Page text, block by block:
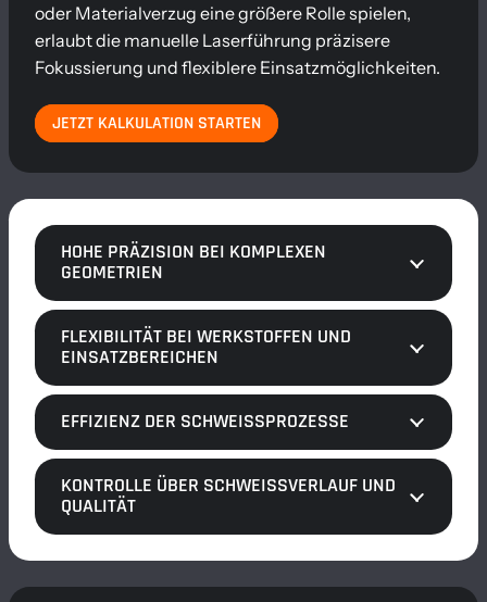
oder Materialverzug eine größere Rolle spielen,
erlaubt die manuelle Laserführung präzisere
Fokussierung und flexiblere Einsatzmöglichkeiten.
JETZT KALKULATION STARTEN
HOHE PRÄZISION BEI KOMPLEXEN
GEOMETRIEN
FLEXIBILITÄT BEI WERKSTOFFEN UND
EINSATZBEREICHEN
EFFIZIENZ DER SCHWEISSPROZESSE
KONTROLLE ÜBER SCHWEISSVERLAUF UND Q
UALITÄT